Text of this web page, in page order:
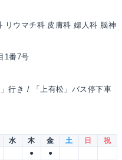
リウマチ科 皮膚科 婦人科 脳神
1番7号
行き / 「上有松」バス停下車
水 木 金 土 日
祝
●
●